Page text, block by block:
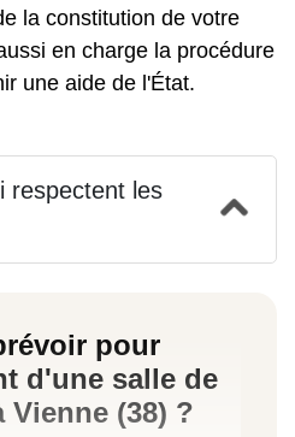
la constitution de votre
en charge la procédure
une aide de l'État.
respectent les
pour
d'une salle de
(38) ?